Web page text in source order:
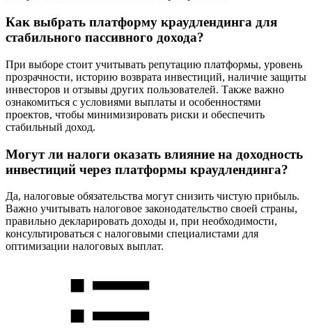
Как выбрать платформу краудлендинга для
стабильного пассивного дохода?
При выборе стоит учитывать репутацию платформы, уровень
прозрачности, историю возврата инвестиций, наличие защиты
инвесторов и отзывы других пользователей. Также важно
ознакомиться с условиями выплаты и особенностями
проектов, чтобы минимизировать риски и обеспечить
стабильный доход.
Могут ли налоги оказать влияние на доходность
инвестиций через платформы краудлендинга?
Да, налоговые обязательства могут снизить чистую прибыль.
Важно учитывать налоговое законодательство своей страны,
правильно декларировать доходы и, при необходимости,
консультироваться с налоговыми специалистами для
оптимизации налоговых выплат.